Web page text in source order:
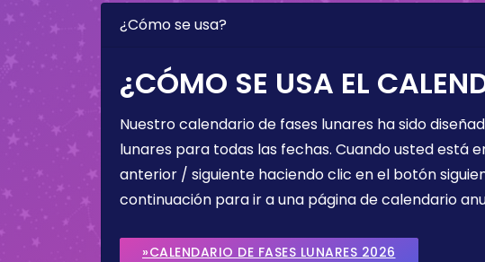
¿Cómo se usa?
¿CÓMO SE USA EL
Nuestro calendario de fases lunares ha sido
lunares para todas las fechas. Cuando usted está
anterior / siguiente haciendo clic en el botón
continuación para ir a una página de calendario
»CALENDARIO DE FASES LUNARES 2026